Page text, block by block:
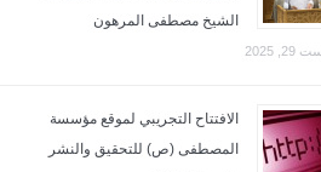
الشيخ مصطفى المرهون
2025
الافتتاح التجريبي لموقع مؤسسة
المصطفى (ص) للتحقيق والنشر